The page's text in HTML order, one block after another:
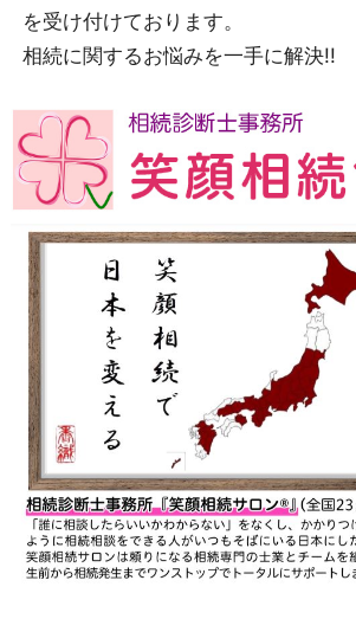
を受け付けております。
相続に関するお悩みを一手に解決!!